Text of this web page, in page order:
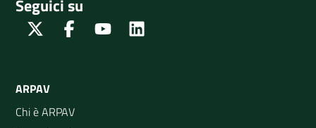
Seguici su
Twitter FacebookYoutube
ARPAV
Chi è ARPAV